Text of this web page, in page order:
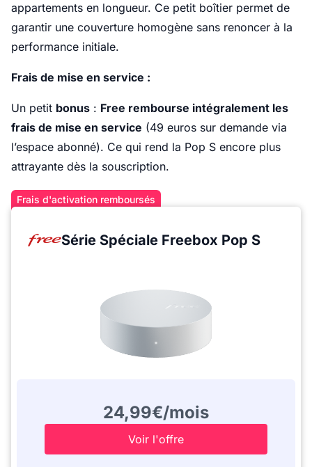
appartements en longueur. Ce petit boîtier permet de
garantir une couverture homogène sans renoncer à la
performance initiale.
Frais de mise en service :
Un petit bonus : Free rembourse intégralement les
frais de mise en service (49 euros sur demande via
l’espace abonné). Ce qui rend la Pop S encore plus
attrayante dès la souscription.
Frais d'activation remboursés
Série Spéciale Freebox Pop S
24,99€/mois
Voir l'offre